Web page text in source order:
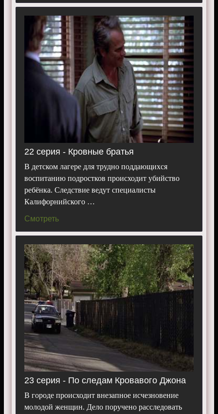
22 серия - Кровные братья
В детском лагере для трудно поддающихся
воспитанию подростков происходит убийство
ребёнка. Следствие ведут специалисты
Калифорнийского …
Смотреть
23 серия - По следам Кровавого Джона
В городе происходит внезапное исчезновение
молодой женщин. Дело поручено расследовать